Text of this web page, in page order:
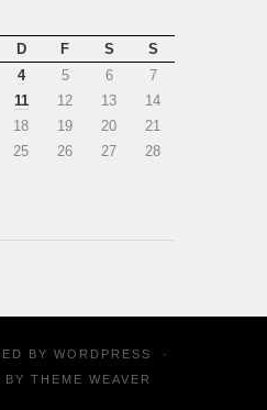
D F S
S
4 5 6
7
11 12 13
14
18 19 20
21
25 26 27
28
BY WORDPRESS
·
BY THEME WEAVER